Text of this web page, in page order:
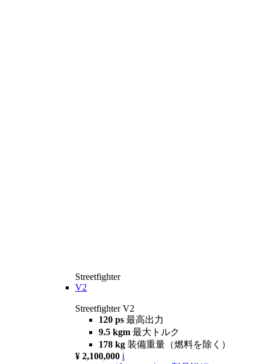
Streetfighter
V2
Streetfighter V2
120 ps 最高出力
9.5 kgm 最大トルク
178 kg 装備重量（燃料を除く）
¥ 2,100,000 i